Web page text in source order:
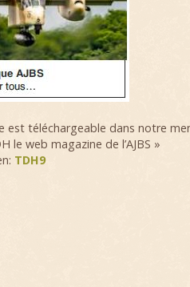
est téléchargeable dans notre
le web magazine de l’AJBS »
TDH9